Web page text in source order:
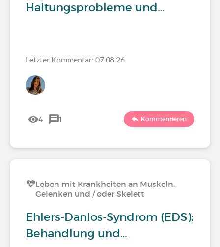
Haltungsprobleme und…
Letzter Kommentar: 07.08.26
4 1 Kommentieren
Leben mit Krankheiten an Muskeln,
Gelenken und / oder Skelett
Ehlers-Danlos-Syndrom (EDS):
Behandlung und…